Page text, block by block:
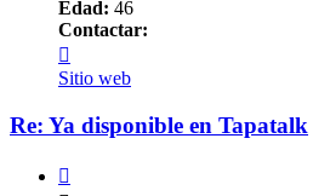
Edad: 46
Contactar:
Hykaro
Sitio web
Re: Ya disponible en Tapatalk